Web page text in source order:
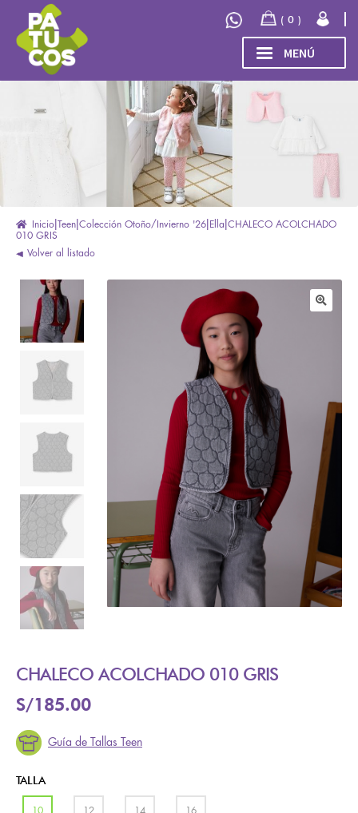
la
navegación
contenido
MENÚ
INICIO
TIENDA
menú
hijo
COLECCIÓN
INVIERNO/OTOÑO 2026
Inicio Teen Colección Otoño/Invierno '26 Ella CHALECO ACOLCHADO
010 GRIS
Volver al listado
CHALECO ACOLCHADO 010 GRIS
S/185.00
Guía de Tallas Teen
TALLA
0